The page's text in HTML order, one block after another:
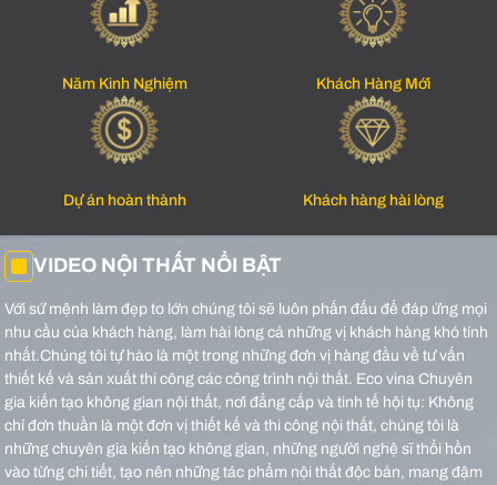
Năm Kinh Nghiệm Khách Hàng Mới
Dự án hoàn thành Khách hàng hài lòng
VIDEO NỘI THẤT NỔI BẬT
Với sứ mệnh làm đẹp to lớn chúng tôi sẽ luôn phấn đấu để đáp ứng mọi
nhu cầu của khách hàng, làm hài lòng cả những vị khách hàng khó tính
nhất.Chúng tôi tự hào là một trong những đơn vị hàng đầu về tư vấn
thiết kế và sản xuất thi công các công trình nội thất. Eco vina Chuyên
gia kiến tạo không gian nội thất, nơi đẳng cấp và tinh tế hội tụ: Không
chỉ đơn thuần là một đơn vị thiết kế và thi công nội thất, chúng tôi là
những chuyên gia kiến tạo không gian, những người nghệ sĩ thổi hồn
vào từng chi tiết, tạo nên những tác phẩm nội thất độc bản, mang đậm